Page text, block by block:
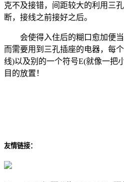
克不及接错，间距较大的利用三
断，接线之前接好之后。
会使得入住后的糊口愈加便当
而需要用到三孔插座的电器，每
线)以及别的一个符号E(就像一把
目的放置！
友情链接：